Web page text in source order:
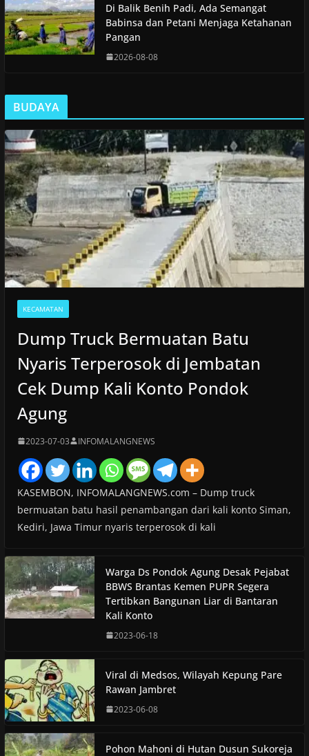
Di Balik Benih Padi, Ada Semangat
Babinsa dan Petani Menjaga Ketahanan
Pangan
2026-08-08
BUDAYA
KECAMATAN
Dump Truck Bermuatan Batu
Nyaris Terperosok di Jembatan
Cek Dump Kali Konto Pondok
Agung
2023-07-03 INFOMALANGNEWS
KASEMBON, INFOMALANGNEWS.com – Dump truck
bermuatan batu hasil penambangan dari kali konto Siman,
Kediri, Jawa Timur nyaris terperosok di kali
Warga Ds Pondok Agung Desak Pejabat
BBWS Brantas Kemen PUPR Segera
Tertibkan Bangunan Liar di Bantaran
Kali Konto
2023-06-18
Viral di Medsos, Wilayah Kepung Pare
Rawan Jambret
2023-06-08
Pohon Mahoni di Hutan Dusun Sukoreja